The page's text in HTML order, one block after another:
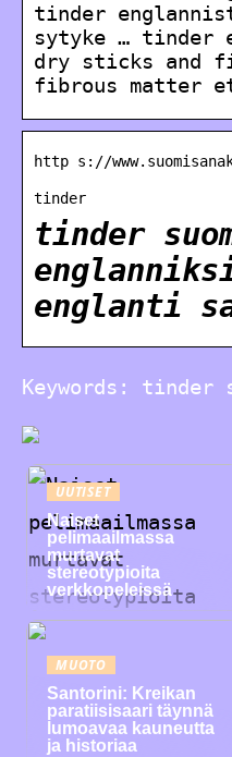
tinder
sytyke … tinder
dry sticks and
fibrous matter
http s://
tinder
tinder
englanti
Keywords: tinder
UUTISET
Naiset
pelimaailmassa
murtavat
stereotypioita
verkkopeleissä
MUOTO
Santorini: Kreikan
paratiisisaari täynnä
lumoavaa kauneutta
ja historiaa